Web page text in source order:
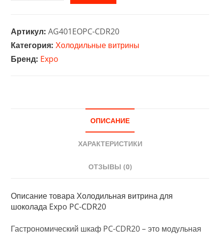
для
шоколада
Expo
Артикул:AG401EOPC-CDR20
Категория:Холодильные витрины
Бренд: Expo
ОПИСАНИЕ
ХАРАКТЕРИСТИКИ
ОТЗЫВЫ (0)
Описание товара Холодильная витрина для
шоколада Expo PC-CDR20
Гастрономический шкаф PC-CDR20 – это модульная